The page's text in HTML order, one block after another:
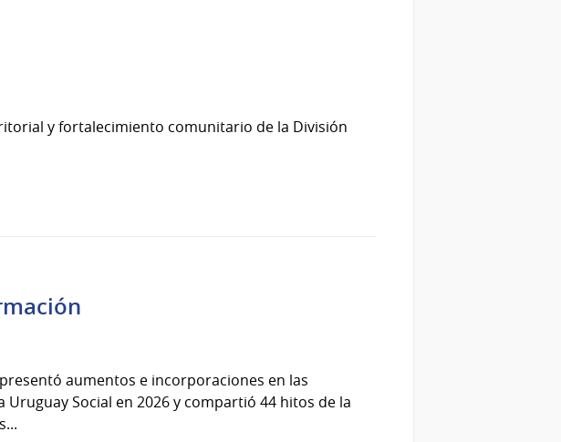
y fortalecimiento comunitario de la División
aumentos e incorporaciones en las
Uruguay Social en 2026 y compartió 44 hitos de la